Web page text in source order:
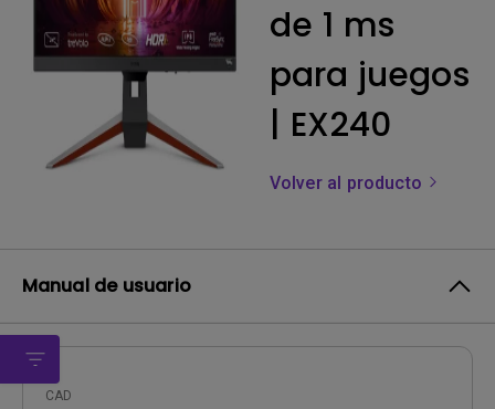
de 1 ms
para juegos
| EX240
Volver al producto
Manual de usuario
CAD